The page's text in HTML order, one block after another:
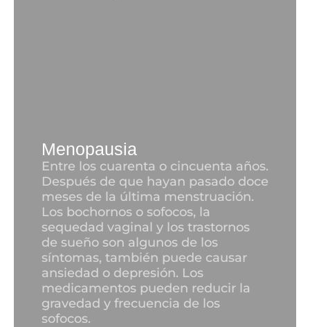
Menopausia
Entre los cuarenta o cincuenta años.
Después de que hayan pasado doce
meses de la última menstruación.
Los bochornos o sofocos, la
sequedad vaginal y los trastornos
de sueño son algunos de los
síntomas, también puede causar
ansiedad o depresión. Los
medicamentos pueden reducir la
gravedad y frecuencia de los
sofocos.